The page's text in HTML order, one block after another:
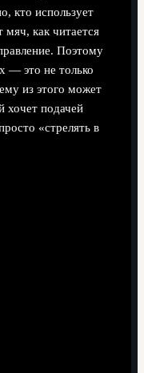
кто использует
как читается
Поэтому
— это не только
из этого может
хочет подачей
«стрелять в